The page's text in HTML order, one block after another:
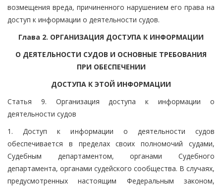
возмещения вреда, причиненного нарушением его права на
доступ к информации о деятельности судов.
Глава 2. ОРГАНИЗАЦИЯ ДОСТУПА К ИНФОРМАЦИИ
О ДЕЯТЕЛЬНОСТИ СУДОВ И ОСНОВНЫЕ ТРЕБОВАНИЯ
ПРИ ОБЕСПЕЧЕНИИ
ДОСТУПА К ЭТОЙ ИНФОРМАЦИИ
Статья 9. Организация доступа к информации о
деятельности судов
1. Доступ к информации о деятельности судов
обеспечивается в пределах своих полномочий судами,
Судебным департаментом, органами Судебного
департамента, органами судейского сообщества. В случаях,
предусмотренных настоящим Федеральным законом,